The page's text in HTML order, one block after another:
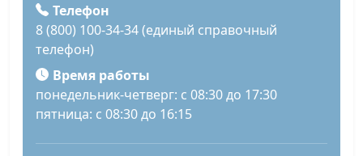
Телефон
8 (800) 100-34-34 (единый справочный
телефон)
Время работы
понедельник-четверг: с 08:30 до 17:30
пятница: с 08:30 до 16:15